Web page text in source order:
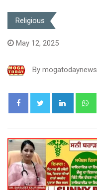
Religious
May 12, 2025
By mogatodaynews
LinkedIn